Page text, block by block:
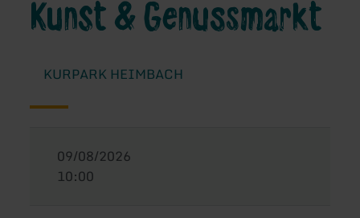
Kunst & Genussmarkt
KURPARK HEIMBACH
09/08/2026
10:00